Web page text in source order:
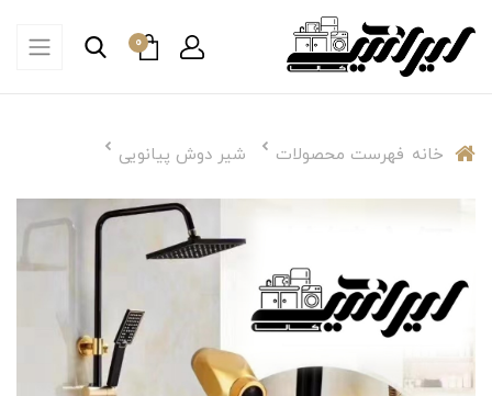
0
خانه فهرست محصولات شیر دوش پیانویی